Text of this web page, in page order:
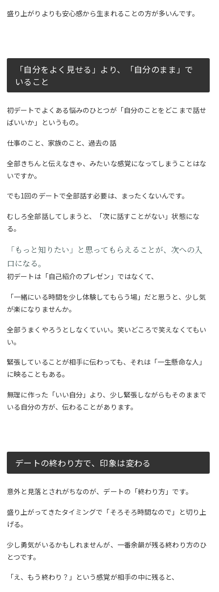
盛り上がりよりも安心感から生まれることの方が多いんです。
「自分をよく見せる」より、「自分のまま」で
いること
初デートでよくある悩みのひとつが「自分のことをどこまで話せ
ばいいか」というもの。
仕事のこと、家族のこと、過去の話
全部きちんと伝えなきゃ、みたいな感覚になってしまうことはな
いですか。
でも1回のデートで全部話す必要は、まったくないんです。
むしろ全部話してしまうと、「次に話すことがない」状態にな
る。
「もっと知りたい」と思ってもらえることが、次への入
口になる。
初デートは「自己紹介のプレゼン」ではなくて、
「一緒にいる時間を少し体験してもらう場」だと思うと、少し気
が楽になりませんか。
全部うまくやろうとしなくていい。笑いどころで笑えなくてもい
い。
緊張していることが相手に伝わっても、それは「一生懸命な人」
に映ることもある。
無理に作った「いい自分」より、少し緊張しながらもそのままで
いる自分の方が、伝わることがあります。
デートの終わり方で、印象は変わる
意外と見落とされがちなのが、デートの「終わり方」です。
盛り上がってきたタイミングで「そろそろ時間なので」と切り上
げる。
少し勇気がいるかもしれませんが、一番余韻が残る終わり方のひ
とつです。
「え、もう終わり？」という感覚が相手の中に残ると、